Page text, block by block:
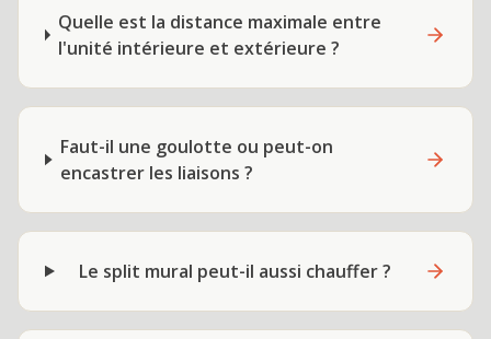
Quelle est la distance maximale entre
l'unité intérieure et extérieure ?
Faut-il une goulotte ou peut-on
encastrer les liaisons ?
Le split mural peut-il aussi chauffer ?